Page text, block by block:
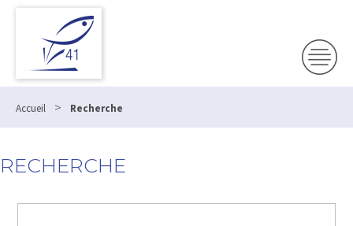
Accueil > Recherche
RECHERCHE